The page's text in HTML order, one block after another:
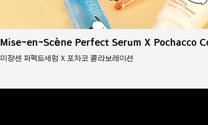
Mise-en-Scène Perfect Serum X Pochacco
미쟝센 퍼펙트세럼 X 포차코 콜라보레이션